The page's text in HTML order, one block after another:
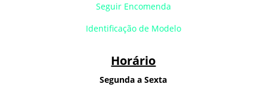
Seguir Encomenda
Identificação de Modelo
Horário
Segunda a Sexta